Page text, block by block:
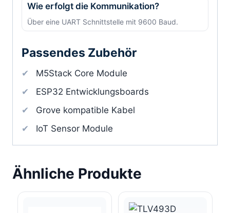
Wie erfolgt die Kommunikation?
Über eine UART Schnittstelle mit 9600 Baud.
Passendes Zubehör
M5Stack Core Module
ESP32 Entwicklungsboards
Grove kompatible Kabel
IoT Sensor Module
Ähnliche Produkte